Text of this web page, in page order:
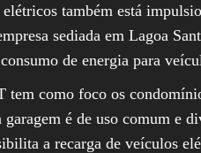
também está
sediada em Lagoa
de energia para
como foco os
é de uso comum e
a recarga de veículos